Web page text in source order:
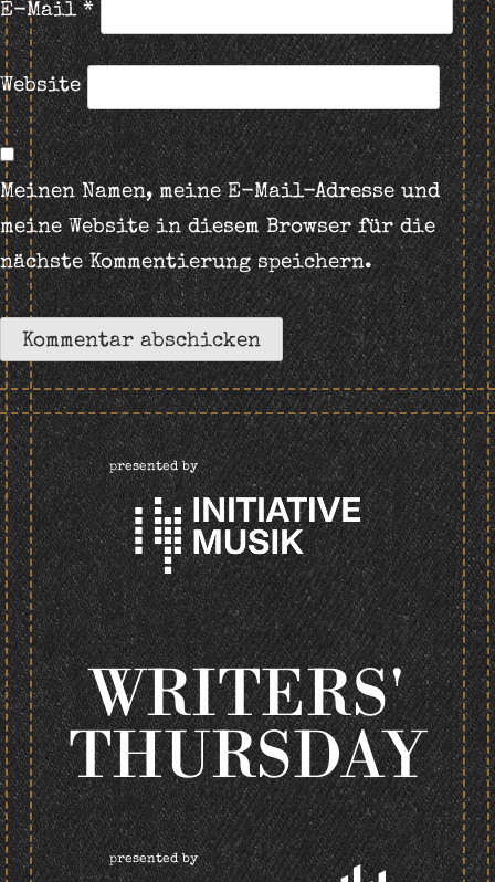
E-Mail*
Website
Meinen Namen, meine E-Mail-Adresse und
meine Website in diesem Browser für die
nächste Kommentierung speichern.
presented by
WRITERS'
THURSDAY
presented by